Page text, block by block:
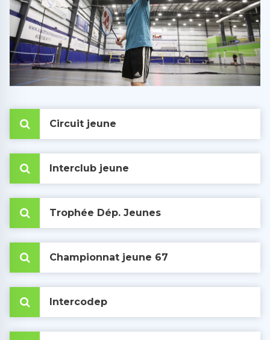
Circuit jeune
Interclub jeune
Trophée Dép. Jeunes
Championnat jeune 67
Intercodep